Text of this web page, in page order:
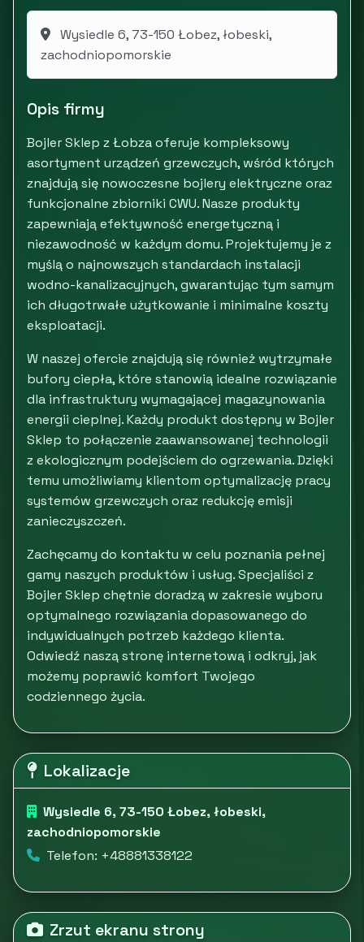
Wysiedle 6, 73-150 Łobez, łobeski,
zachodniopomorskie
Opis firmy
Bojler Sklep z Łobza oferuje kompleksowy
asortyment urządzeń grzewczych, wśród których
znajdują się nowoczesne bojlery elektryczne oraz
funkcjonalne zbiorniki CWU. Nasze produkty
zapewniają efektywność energetyczną i
niezawodność w każdym domu. Projektujemy je z
myślą o najnowszych standardach instalacji
wodno-kanalizacyjnych, gwarantując tym samym
ich długotrwałe użytkowanie i minimalne koszty
eksploatacji.
W naszej ofercie znajdują się również wytrzymałe
bufory ciepła, które stanowią idealne rozwiązanie
dla infrastruktury wymagającej magazynowania
energii cieplnej. Każdy produkt dostępny w Bojler
Sklep to połączenie zaawansowanej technologii
z ekologicznym podejściem do ogrzewania. Dzięki
temu umożliwiamy klientom optymalizację pracy
systemów grzewczych oraz redukcję emisji
zanieczyszczeń.
Zachęcamy do kontaktu w celu poznania pełnej
gamy naszych produktów i usług. Specjaliści z
Bojler Sklep chętnie doradzą w zakresie wyboru
optymalnego rozwiązania dopasowanego do
indywidualnych potrzeb każdego klienta.
Odwiedź naszą stronę internetową i odkryj, jak
możemy poprawić komfort Twojego
codziennego życia.
Lokalizacje
Wysiedle 6, 73-150 Łobez, łobeski,
zachodniopomorskie
Telefon: +48881338122
Zrzut ekranu strony